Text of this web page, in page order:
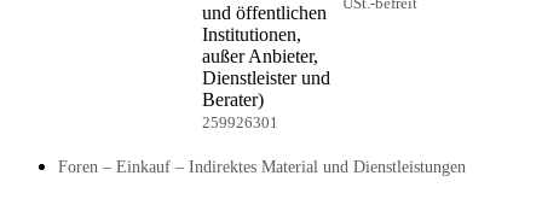
und öffentlichen
Institutionen,
außer Anbieter,
Dienstleister und
Berater)
259926301
Foren – Einkauf – Indirektes Material und Dienstleistungen